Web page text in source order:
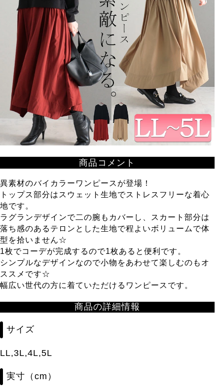
商品コメント
異素材のバイカラーワンピースが登場！
トップス部分はスウェット生地でストレスフリーな着心
地です。
ラグランデザインで二の腕もカバーし、スカート部分は
落ち感のあるテロンとした生地で程よいボリュームで体
型を拾いません☆
1枚でコーデが完成するので1枚あると便利です。
シンプルなデザインなので小物をあわせて楽しむのもオ
ススメです☆
幅広い世代の方に着ていただけるワンピースです。
商品の詳細情報
サイズ
LL,3L,4L,5L
実寸（cm）